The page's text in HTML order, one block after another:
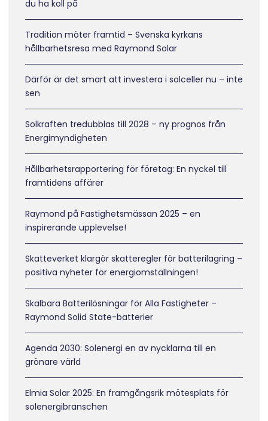
du ha koll på
Tradition möter framtid – Svenska kyrkans
hållbarhetsresa med Raymond Solar
Därför är det smart att investera i solceller nu – inte
sen
Solkraften tredubblas till 2028 – ny prognos från
Energimyndigheten
Hållbarhetsrapportering för företag: En nyckel till
framtidens affärer
Raymond på Fastighetsmässan 2025 – en
inspirerande upplevelse!
Skatteverket klargör skatteregler för batterilagring –
positiva nyheter för energiomställningen!
Skalbara Batterilösningar för Alla Fastigheter –
Raymond Solid State-batterier
Agenda 2030: Solenergi en av nycklarna till en
grönare värld
Elmia Solar 2025: En framgångsrik mötesplats för
solenergibranschen